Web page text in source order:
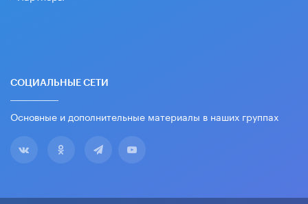
СОЦИАЛЬНЫЕ СЕТИ
Основные и дополнительные материалы в наших группах